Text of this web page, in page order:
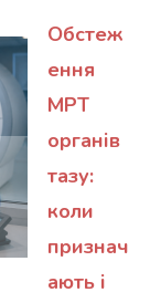
Обстеж
ення
МРТ
органів
тазу:
коли
признач
ають і